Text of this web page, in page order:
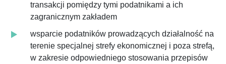
transakcji pomiędzy tymi podatnikami a ich
zagranicznym zakładem
wsparcie podatników prowadzących działalność na
terenie specjalnej strefy ekonomicznej i poza strefą,
w zakresie odpowiedniego stosowania przepisów